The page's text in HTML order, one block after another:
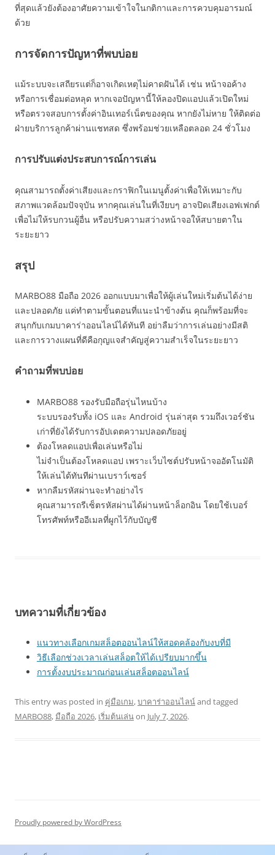
ที่สุดแล้วยังต้องอาศัยความเข้าใจในกติกาและการควบคุมอารมณ์
ด้วย
การจัดการปัญหาที่พบบ่อย
แม้ระบบจะเสถียรแต่ก็อาจเกิดเหตุไม่คาดฝันได้ เช่น หน้าจอค้าง
หรือการเชื่อมต่อหลุด หากเจอปัญหานี้ให้ลองปิดแอปแล้วเปิดใหม่
หรือตรวจสอบการตั้งค่าอินเทอร์เน็ตของคุณ หากยังไม่หาย ให้ติดต่อ
ฝ่ายบริการลูกค้าผ่านแชทสด ซึ่งพร้อมช่วยเหลือตลอด 24 ชั่วโมง
การปรับแต่งประสบการณ์การเล่น
คุณสามารถตั้งค่าเสียงและกราฟิกในเมนูตั้งค่าเพื่อให้เหมาะกับ
สภาพแวดล้อมปัจจุบัน หากคุณเล่นในที่เงียบๆ อาจปิดเสียงเอฟเฟกต์
เพื่อไม่ให้รบกวนผู้อื่น หรือปรับความสว่างหน้าจอให้สบายตาใน
ระยะยาว
สรุป
MARBO88 มือถือ 2026 ออกแบบมาเพื่อให้ผู้เล่นใหม่เริ่มต้นได้ง่าย
และปลอดภัย แค่ทำตามขั้นตอนที่แนะนำข้างต้น คุณก็พร้อมที่จะ
สนุกกับเกมบาคาร่าออนไลน์ได้ทันที อย่าลืมว่าการเล่นอย่างมีสติ
และการวางแผนที่ดีคือกุญแจสำคัญสู่ความสำเร็จในระยะยาว
คำถามที่พบบ่อย
MARBO88 รองรับมือถือรุ่นไหนบ้าง
ระบบรองรับทั้ง iOS และ Android รุ่นล่าสุด รวมถึงเวอร์ชัน
เก่าที่ยังได้รับการอัปเดตความปลอดภัยอยู่
ต้องโหลดแอปเพื่อเล่นหรือไม่
ไม่จำเป็นต้องโหลดแอป เพราะเว็บไซต์ปรับหน้าจออัตโนมัติ
ให้เล่นได้ทันทีผ่านเบราว์เซอร์
หากลืมรหัสผ่านจะทำอย่างไร
คุณสามารถรีเซ็ตรหัสผ่านได้ผ่านหน้าล็อกอิน โดยใช้เบอร์
โทรศัพท์หรืออีเมลที่ผูกไว้กับบัญชี
บทความที่เกี่ยวข้อง
แนวทางเลือกเกมสล็อตออนไลน์ให้สอดคล้องกับงบที่มี
วิธีเลือกช่วงเวลาเล่นสล็อตให้ได้เปรียบมากขึ้น
การตั้งงบประมาณก่อนเล่นสล็อตออนไลน์
This entry was posted in คู่มือเกม,บาคาร่าออนไลน์and tagged
MARBO88,มือถือ 2026, เริ่มต้นเล่นon July 7, 2026.
Proudly powered by WordPress